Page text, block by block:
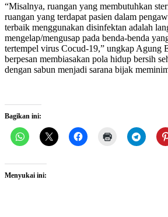
“Misalnya, ruangan yang membutuhkan
ruangan yang terdapat pasien dalam
terbaik menggunakan disinfektan adalah
mengelap/mengusap pada benda-benda
tertempel virus Cocud-19,” ungkap Agung
berpesan membiasakan pola hidup bersih
dengan sabun menjadi sarana bijak
Bagikan ini:
Menyukai ini: